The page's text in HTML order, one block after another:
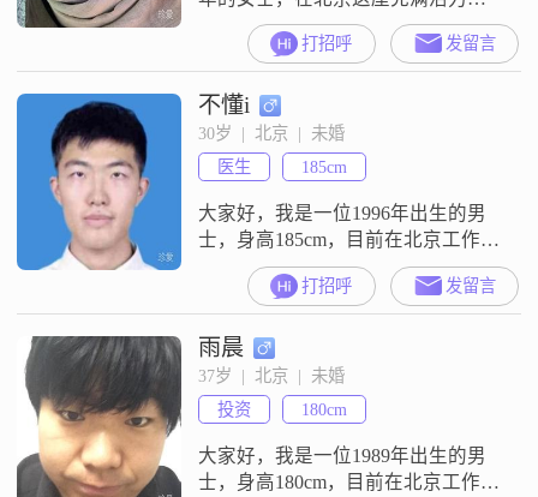
城市生活##3002##我身高 168 厘
米，有着比较稳定的月收入，大概
在 3001 - 5000 元之间##3002##我的
学历是大学本科##3002##我觉得自
己最大的特点就是富有同理心，能
理解和感受他人的情绪和处境
##3002##我为人真诚可靠，
打招呼 发留言
不懂i
30岁  |  北京  |  未婚
医生
185cm
大家好，我是一位1996年出生的男
士，身高185cm，目前在北京工作，
月收入在8001到12000元之间
##3002##我拥有硕士学位，现在从
事着一份让我感到满意的工作
##3002##我是一个注重实际的人，
活在当下，不喜欢过于复杂的生活
##3002##我认为家庭是最重要的，
无论工作多忙，我都会抽出时间陪
伴家人##300
打招呼 发留言
雨晨
37岁  |  北京  |  未婚
投资
180cm
大家好，我是一位1989年出生的男
士，身高180cm，目前在北京工作，